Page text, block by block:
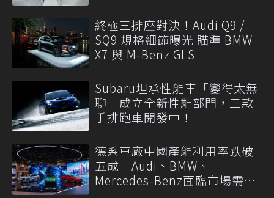
終極三排座對決！Audi Q9 /
SQ9 規格細節曝光 瞄準 BMW
X7 與 M-Benz GLS
Subaru坦承性能車「變得太無
聊」成立全新性能部門，三款
手排跑車開發中！
德系車廠中國產能利用率跌破
五成 Audi、BMW、
Mercedes-Benz面臨市場需求